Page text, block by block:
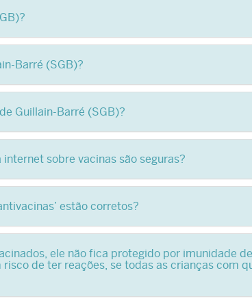
Barré (SGB)?
Guillain-Barré (SGB)?
sobre vacinas são seguras?
estão corretos?
ele não fica protegido por imunidade
de ter reações, se todas as crianças com